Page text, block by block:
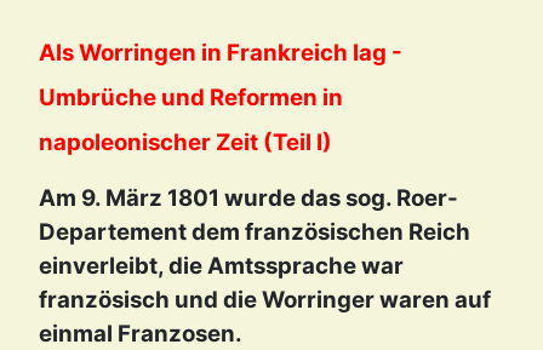
Als Worringen in Frankreich lag -
Umbrüche und Reformen in
napoleonischer Zeit (Teil I)
Am 9. März 1801 wurde das sog. Roer-
Departement dem französischen Reich
einverleibt, die Amtssprache war
französisch und die Worringer waren auf
einmal Franzosen.